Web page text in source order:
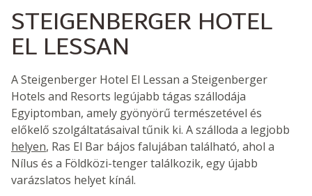
STEIGENBERGER HOTEL
EL LESSAN
A Steigenberger Hotel El Lessan a Steigenberger
Hotels and Resorts legújabb tágas szállodája
Egyiptomban, amely gyönyörű természetével és
előkelő szolgáltatásaival tűnik ki. A szálloda a legjobb
helyen, Ras El Bar bájos falujában található, ahol a
Nílus és a Földközi-tenger találkozik, egy újabb
varázslatos helyet kínál.